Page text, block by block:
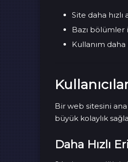
Site daha hızlı
Bazı
Kullanım
Bir web sitesini
büyük kolaylık
Daha Hızlı